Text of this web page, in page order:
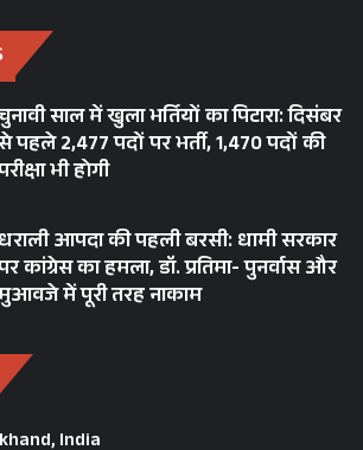
साल में खुला भर्तियों का पिटारा: दिसंबर
पहले 2,477 पदों पर भर्ती, 1,470 पदों की
भी होगी
धराली आपदा की पहली बरसी: धामी सरकार
कांग्रेस का हमला, डॉ. प्रतिमा- पुनर्वास और
में पूरी तरह नाकाम
India